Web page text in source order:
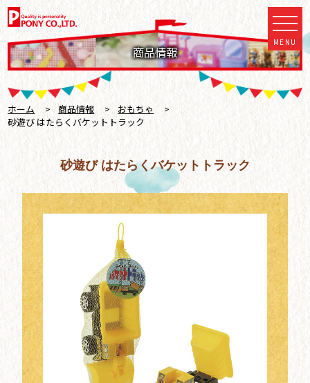
商品情報
MENU
ホーム > 商品情報 > おもちゃ
>
砂遊び はたらくバケットトラック
砂遊び はたらくバケットトラック